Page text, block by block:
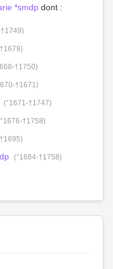
*smdp dont :
†1750)
†1671)
(°1671-†1747)
†1758)
(°1684-†1758)